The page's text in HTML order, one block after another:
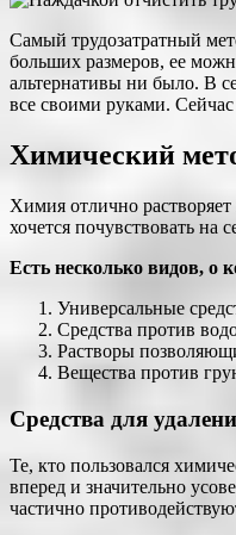
Самый трудозатратный
больших размеров, ее
альтернативы ни было. В
все своими руками.
Химический
Химия отлично
хочется почувствовать на
Есть несколько видов, о
Универсальные
Средства против
Растворы
Вещества против
Средства для
Те, кто пользовался
вперед и значительно
частично